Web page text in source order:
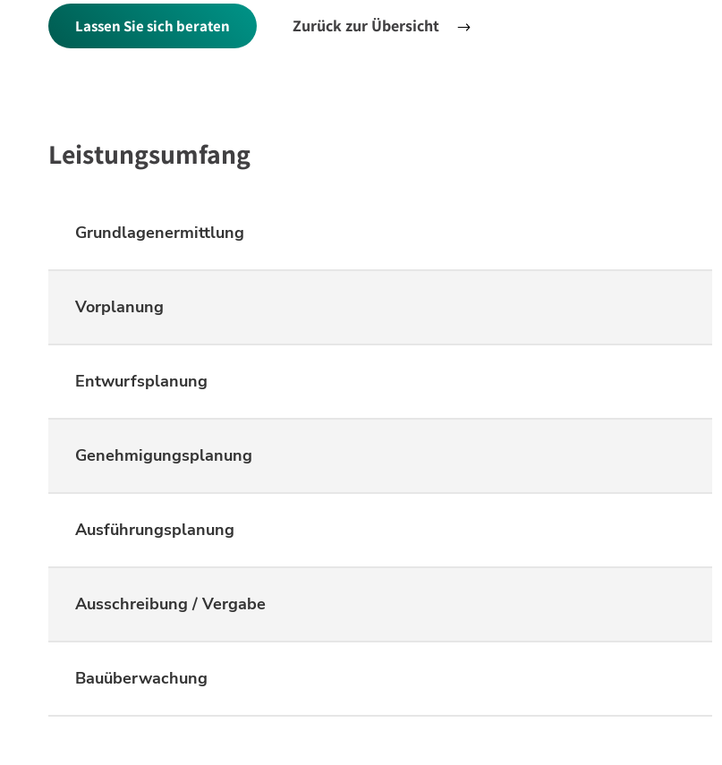
Lassen Sie sich beraten Zurück zur Übersicht
Leistungsumfang
Grundlagenermittlung
Vorplanung
Entwurfsplanung
Genehmigungsplanung
Ausführungsplanung
Ausschreibung / Vergabe
Bauüberwachung